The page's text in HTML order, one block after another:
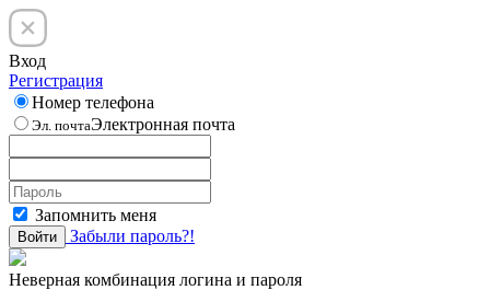
Вход
Регистрация
Номер телефона
Эл. почтаЭлектронная почта
Запомнить меня
Войти Забыли пароль?!
Неверная комбинация логина и пароля